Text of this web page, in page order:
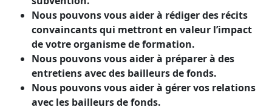
Nous pouvons vous aider à rédiger des récits
convaincants qui mettront en valeur l’impact
de votre organisme de formation.
Nous pouvons vous aider à préparer à des
entretiens avec des bailleurs de fonds.
Nous pouvons vous aider à gérer vos relations
avec les bailleurs de fonds.